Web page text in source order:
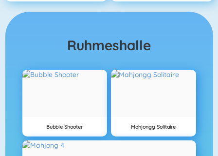
Ruhmeshalle
Bubble Shooter Mahjongg Solitaire